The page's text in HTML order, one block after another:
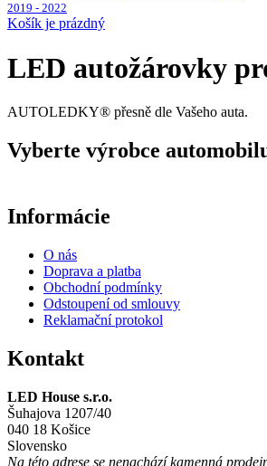
2019 - 2022
Košík je prázdný
LED autožárovky
AUTOLEDKY® přesně dle Vašeho auta.
Vyberte výrobce
Informácie
O nás
Doprava a platba
Obchodní podmínky
Odstoupení od smlouvy
Reklamační protokol
Kontakt
LED House s.r.o.
Šuhajova 1207/40
040 18 Košice
Slovensko
Na této adrese se nenacházíkamenná